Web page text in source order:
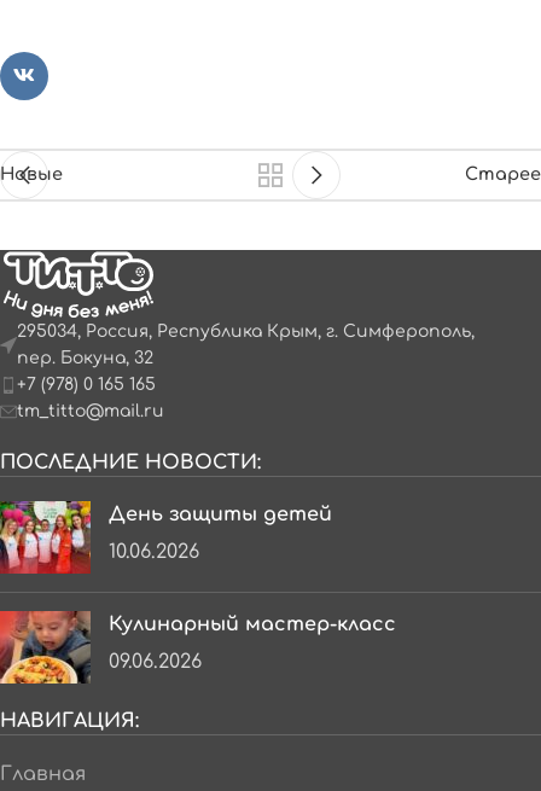
Новые Старее
295034, Россия, Республика Крым, г. Симферополь,
пер. Бокуна, 32
+7 (978) 0 165 165
tm_titto@mail.ru
ПОСЛЕДНИЕ НОВОСТИ:
День защиты детей
10.06.2026
Кулинарный мастер-класс
09.06.2026
НАВИГАЦИЯ:
Главная